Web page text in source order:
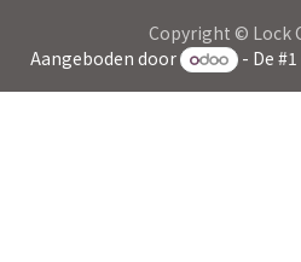
Copyright © Lock
Aangeboden door
- De #1